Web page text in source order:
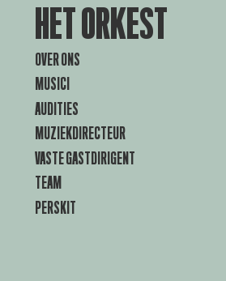
HET ORKEST
OVER ONS
MUSICI
AUDITIES
MUZIEKDIRECTEUR
VASTE GASTDIRIGENT
TEAM
PERSKIT